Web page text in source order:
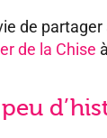
de
de la Chise